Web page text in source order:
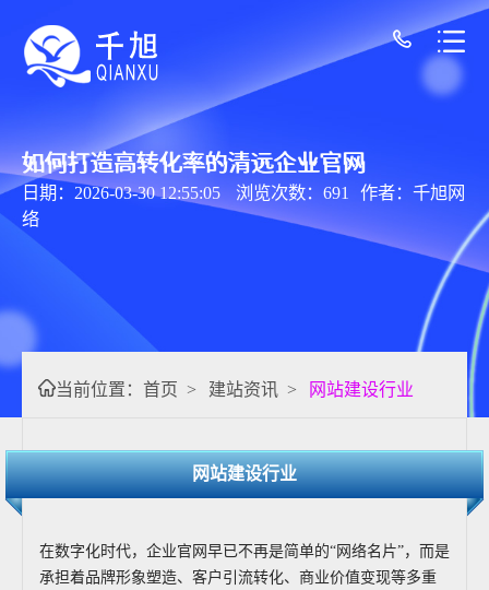
如何打造高转化率的清远企业官网
日期：2026-03-30 12:55:05 浏览次数：691
作者：千旭网
络
当前位置： 首页 > 建站资讯 > 网站建设行业
网站建设行业
在数字化时代，企业官网早已不再是简单的“网络名片”，而是
承担着品牌形象塑造、客户引流转化、商业价值变现等多重